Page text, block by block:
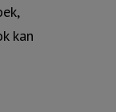
kan